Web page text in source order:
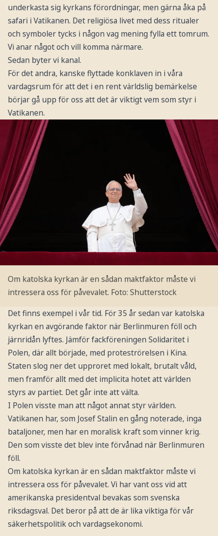
underkasta sig kyrkans förordningar, men gärna åka på
safari i Vatikanen. Det religiösa livet med dess ritualer
och symboler tycks i någon vag mening fylla ett tomrum.
Vi anar något och vill komma närmare.
Sedan byter vi kanal.
För det andra, kanske flyttade konklaven in i våra
vardagsrum för att det i en rent världslig bemärkelse
börjar gå upp för oss att det är viktigt vem som styr i
Vatikanen.
Om katolska kyrkan är en sådan maktfaktor måste vi
intressera oss för påvevalet. Foto: Shutterstock
Det finns exempel i vår tid. För 35 år sedan var katolska
kyrkan en avgörande faktor när Berlinmuren föll och
järnridån lyftes. Jämför fackföreningen Solidaritet i
Polen, där allt började, med proteströrelsen i Kina.
Staten slog ner det upproret med lokalt, brutalt våld,
men framför allt med det implicita hotet att världen
styrs av partiet. Det går inte att välta.
I Polen visste man att något annat styr världen.
Vatikanen har, som Josef Stalin en gång noterade, inga
bataljoner, men har en moralisk kraft som vinner krig.
Den som visste det blev inte förvånad när Berlinmuren
föll.
Om katolska kyrkan är en sådan maktfaktor måste vi
intressera oss för påvevalet. Vi har vant oss vid att
amerikanska presidentval bevakas som svenska
riksdagsval. Det beror på att de är lika viktiga för vår
säkerhetspolitik och vardagsekonomi.